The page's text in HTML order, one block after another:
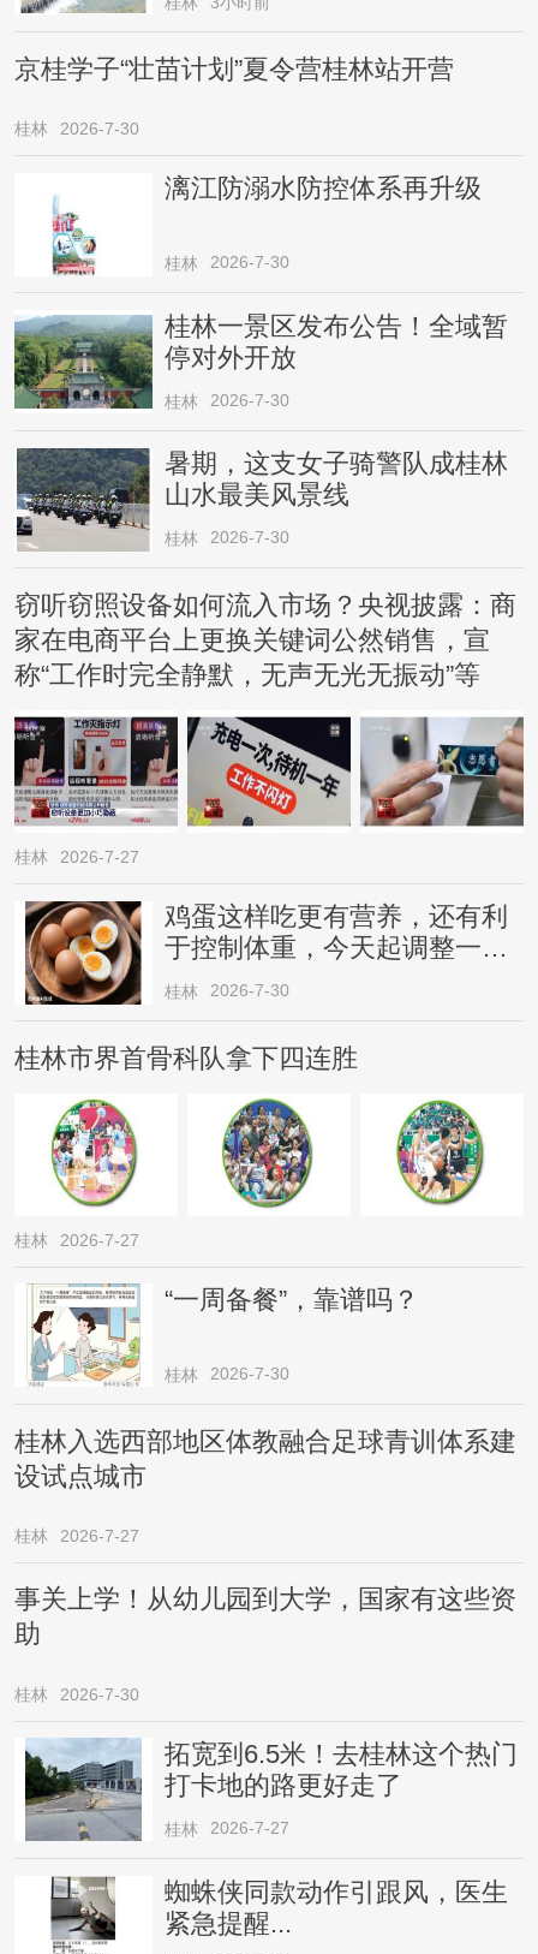
京桂学子“壮苗计划”夏令营桂林站开营
桂林 2026-7-30
漓江防溺水防控体系再升级
桂林 2026-7-30
桂林一景区发布公告！全域暂
停对外开放
桂林 2026-7-30
暑期，这支女子骑警队成桂林
山水最美风景线
桂林 2026-7-30
窃听窃照设备如何流入市场？央视披露：商
家在电商平台上更换关键词公然销售，宣
称“工作时完全静默，无声无光无振动”等
桂林 2026-7-27
鸡蛋这样吃更有营养，还有利
于控制体重，今天起调整一下
→
桂林 2026-7-30
桂林市界首骨科队拿下四连胜
桂林 2026-7-27
“一周备餐”，靠谱吗？
桂林 2026-7-30
桂林入选西部地区体教融合足球青训体系建
设试点城市
桂林 2026-7-27
事关上学！从幼儿园到大学，国家有这些资
助
桂林 2026-7-30
拓宽到6.5米！去桂林这个热门
打卡地的路更好走了
桂林 2026-7-27
蜘蛛侠同款动作引跟风，医生
紧急提醒...